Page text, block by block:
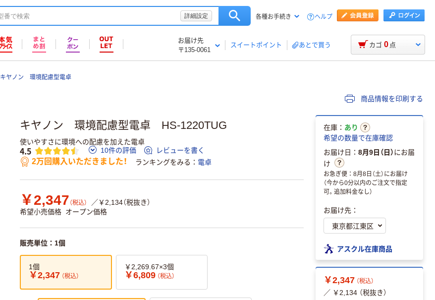
詳細設定 各種お手続き ヘルプ
お届け先
〒135-0061
スイートポイント あとで買う カゴ 0 点
キヤノン 環境配慮型電卓
商品情報を印刷する
キヤノン 環境配慮型電卓 HS-1220TUG
使いやすさに環境への配慮を加えた電卓
4.5 10件の評価 レビューを書く
2万回購入いただきました！ ランキングをみる 電卓
￥2,347 （税込）
／￥2,134（税抜き）
希望小売価格 オープン価格
販売単位：1個
1個
￥2,347 （税込）
￥2,269.67×3個
￥6,809 （税込）
在庫： あり
希望の数量で在庫確認
お届け日： 8月9日（日）にお届
け
お急ぎ便：8月8日（土）にお届け
（今から0分以内のご注文で指定
可。追加料金なし）
お届け先：
アスクル在庫商品
￥2,347 （税込）
／ ￥2,134 （税抜き）